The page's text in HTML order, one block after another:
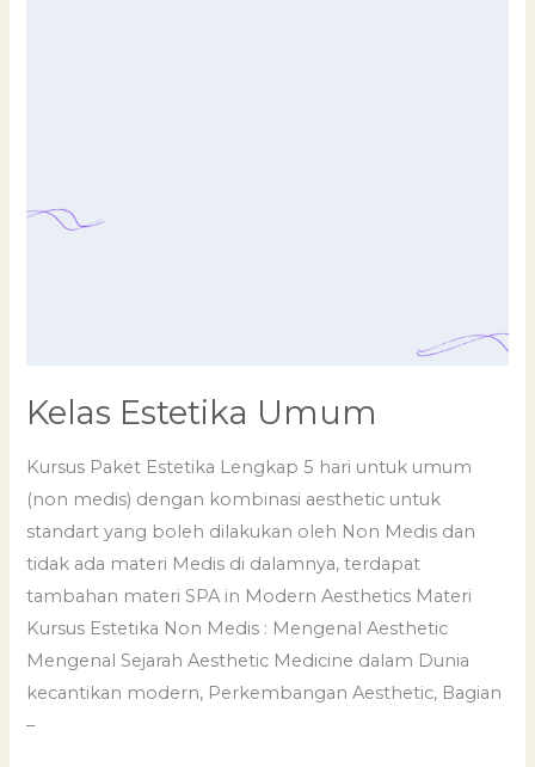
Kelas Estetika Umum
Kursus Paket Estetika Lengkap 5 hari untuk umum
(non medis) dengan kombinasi aesthetic untuk
standart yang boleh dilakukan oleh Non Medis dan
tidak ada materi Medis di dalamnya, terdapat
tambahan materi SPA in Modern Aesthetics Materi
Kursus Estetika Non Medis : Mengenal Aesthetic
Mengenal Sejarah Aesthetic Medicine dalam Dunia
kecantikan modern, Perkembangan Aesthetic, Bagian
–